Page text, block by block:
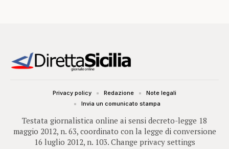
Testata giornalistica online ai sensi decreto-legge 18
maggio 2012, n. 63, coordinato con la legge di conversione
16 luglio 2012, n. 103. Change privacy settings
Privacy policy Redazione
Note legali
Invia un comunicato stampa